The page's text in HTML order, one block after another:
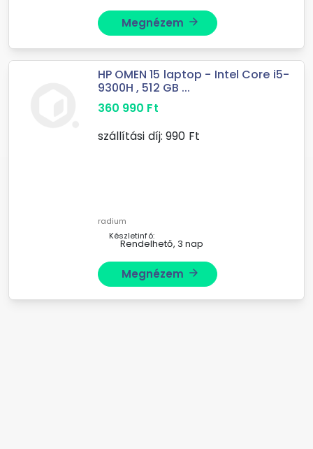
Megnézem arrow_forward
HP OMEN 15 laptop - Intel Core i5-
9300H , 512 GB ...
360 990 Ft
szállítási díj: 990 Ft
radium
Készletinfó:
Rendelhető, 3 nap
Megnézem arrow_forward